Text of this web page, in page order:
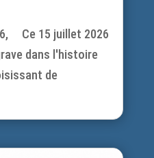
Ce 15 juillet 2026
dans l'histoire
de